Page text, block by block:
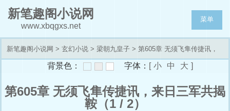
新笔趣阁小说网
www.xbqgxs.net
菜单
新笔趣阁小说网 > 玄幻小说 > 梁朝九皇子 > 第605章 无须飞隼传捷讯，
来日三军共揭鞍背景色： 字体： [ 小 中 大 ]
第605章 无须飞隼传捷讯，来日三军共揭
鞍（1 / 2）